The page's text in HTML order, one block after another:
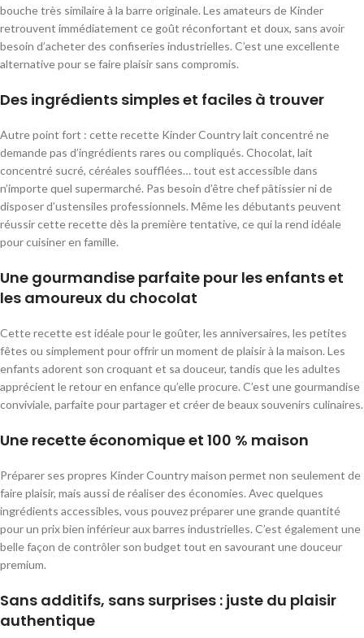
bouche très similaire à la barre originale. Les amateurs de Kinder
retrouvent immédiatement ce goût réconfortant et doux, sans avoir
besoin d’acheter des confiseries industrielles. C’est une excellente
alternative pour se faire plaisir sans compromis.
Des ingrédients simples et faciles à trouver
Autre point fort : cette recette Kinder Country lait concentré ne
demande pas d’ingrédients rares ou compliqués. Chocolat, lait
concentré sucré, céréales soufflées… tout est accessible dans
n’importe quel supermarché. Pas besoin d’être chef pâtissier ni de
disposer d’ustensiles professionnels. Même les débutants peuvent
réussir cette recette dès la première tentative, ce qui la rend idéale
pour cuisiner en famille.
Une gourmandise parfaite pour les enfants et
les amoureux du chocolat
Cette recette est idéale pour le goûter, les anniversaires, les petites
fêtes ou simplement pour offrir un moment de plaisir à la maison. Les
enfants adorent son croquant et sa douceur, tandis que les adultes
apprécient le retour en enfance qu’elle procure. C’est une gourmandise
conviviale, parfaite pour partager et créer de beaux souvenirs culinaires.
Une recette économique et 100 % maison
Préparer ses propres Kinder Country maison permet non seulement de
faire plaisir, mais aussi de réaliser des économies. Avec quelques
ingrédients accessibles, vous pouvez préparer une grande quantité
pour un prix bien inférieur aux barres industrielles. C’est également une
belle façon de contrôler son budget tout en savourant une douceur
premium.
Sans additifs, sans surprises : juste du plaisir
authentique